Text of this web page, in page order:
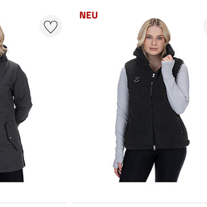
NEU